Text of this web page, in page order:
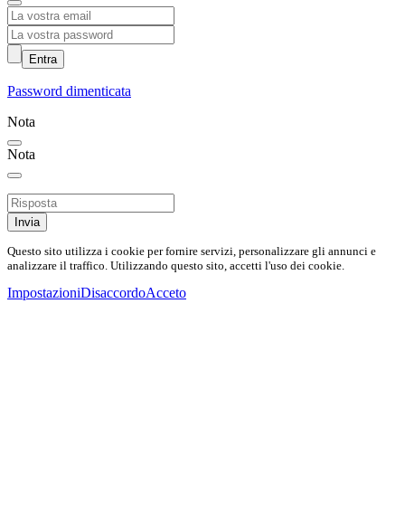
Entra
Password dimenticata
Nota
Nota
Invia
Questo sito utilizza i cookie per fornire servizi, personalizzare gli annunci e
analizzare il traffico. Utilizzando questo sito, accetti l'uso dei cookie.
ImpostazioniDisaccordoAcceto